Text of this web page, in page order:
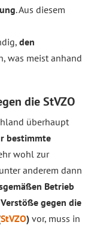
. Aus diesem
den
was meist anhand
die StVZO
überhaupt
bestimmte
wohl zur
anderem dann
Betrieb
Verstöße gegen die
StVZO) vor, muss in